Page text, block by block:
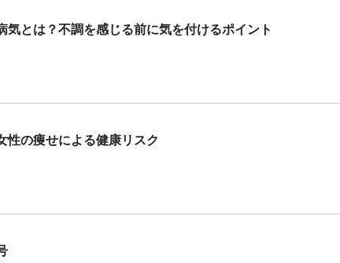
とは？不調を感じる前に気を付けるポイント
性の痩せによる健康リスク